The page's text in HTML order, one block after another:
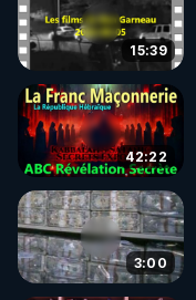
15:39
42:22
3:00